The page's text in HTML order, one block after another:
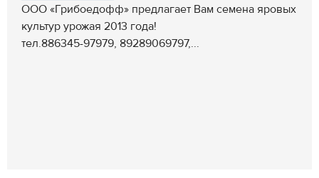
ООО «Грибоедофф» предлагает Вам семена яровых
культур урожая 2013 года!
тел.886345-97979, 89289069797,...